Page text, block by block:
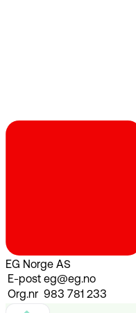
EG Norge AS
E-post eg@eg.no
Org.nr 983 781 233